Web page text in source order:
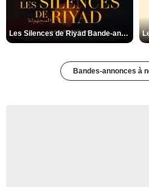
Les Silences de Riyad Bande-annonce VO STFR
Bandes-annonces à